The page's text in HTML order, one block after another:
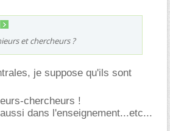
et chercheurs ?
je suppose qu'ils sont
chercheurs !
dans l'enseignement...etc...